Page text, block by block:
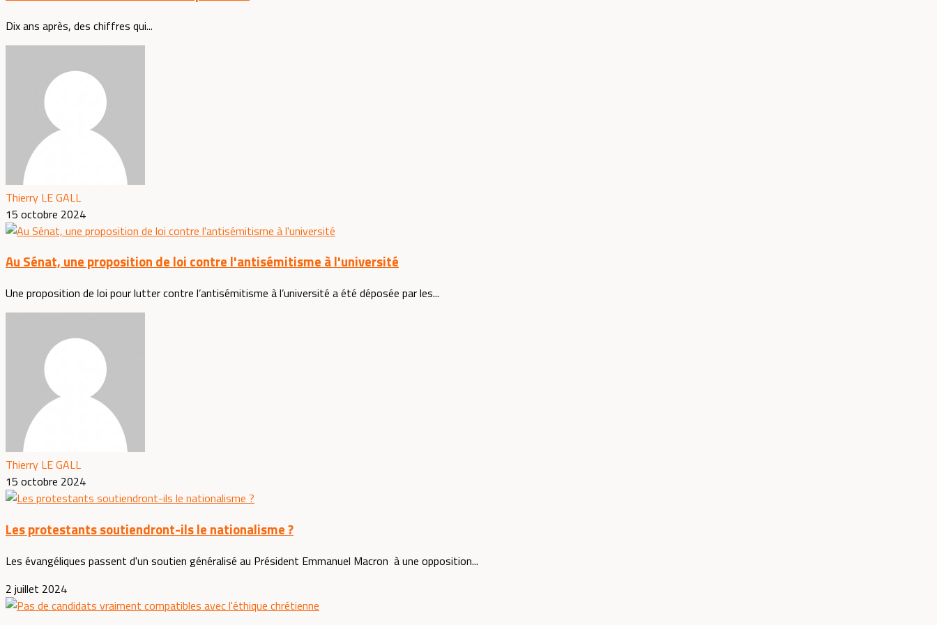
Dix ans après, des chiffres qui...
Thierry LE GALL
15 octobre 2024
Au Sénat, une proposition de loi contre l'antisémitisme à l'université
Une proposition de loi pour lutter contre l’antisémitisme à l’université a été déposée par les...
Thierry LE GALL
15 octobre 2024
Les protestants soutiendront-ils le nationalisme ?
Les évangéliques passent d'un soutien généralisé au Président Emmanuel Macron à une opposition...
2 juillet 2024